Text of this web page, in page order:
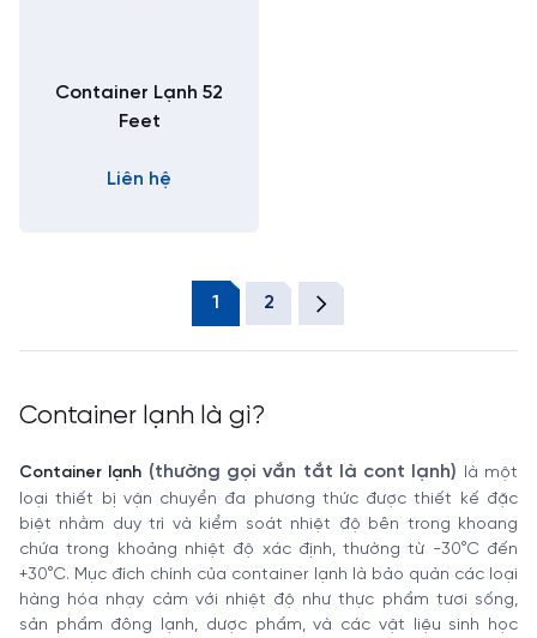
Container Lạnh 52
Feet
Liên hệ
1 2
Container lạnh là gì?
Container lạnh (thường gọi vắn tắt là cont lạnh) là một
loại thiết bị vận chuyển đa phương thức được thiết kế đặc
biệt nhằm duy trì và kiểm soát nhiệt độ bên trong khoang
chứa trong khoảng nhiệt độ xác định, thường từ -30°C đến
+30°C. Mục đích chính của container lạnh là bảo quản các loại
hàng hóa nhạy cảm với nhiệt độ như thực phẩm tươi sống,
sản phẩm đông lạnh, dược phẩm, và các vật liệu sinh học